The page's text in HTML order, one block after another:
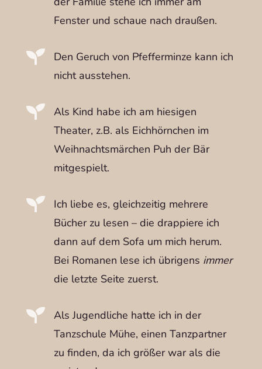
Fenster und schaue nach draußen.

Den Geruch von Pfefferminze kann ich
nicht ausstehen.

Als Kind habe ich am hiesigen
Theater, z.B. als Eichhörnchen im
Weihnachtsmärchen Puh der Bär
mitgespielt.

Ich liebe es, gleichzeitig mehrere
Bücher zu lesen – die drappiere ich
dann auf dem Sofa um mich herum.
Bei Romanen lese ich übrigens immer
die letzte Seite zuerst.

Als Jugendliche hatte ich in der
Tanzschule Mühe, einen Tanzpartner
zu finden, da ich größer war als die